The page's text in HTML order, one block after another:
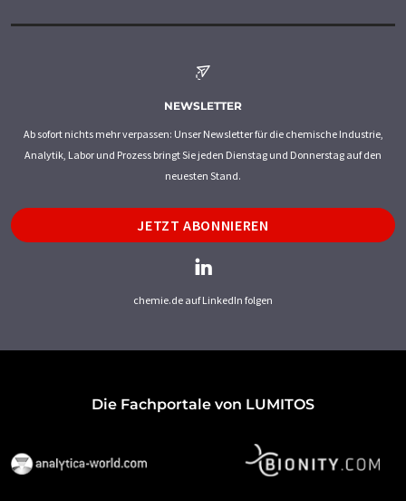
NEWSLETTER
Ab sofort nichts mehr verpassen: Unser Newsletter für die chemische Industrie,
Analytik, Labor und Prozess bringt Sie jeden Dienstag und Donnerstag auf den
neuesten Stand.
JETZT ABONNIEREN
chemie.de auf LinkedIn folgen
Die Fachportale von LUMITOS